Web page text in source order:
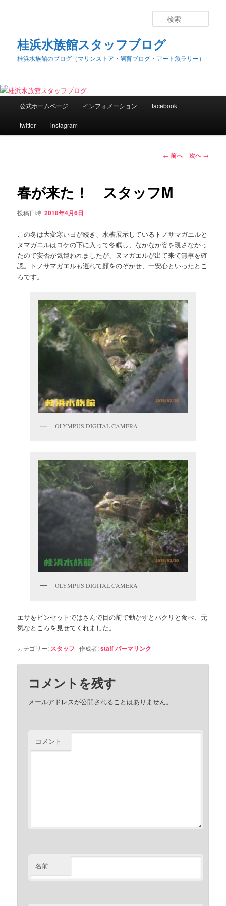
桂浜水族館スタッフブログ
桂浜水族館のブログ（マリンストア・飼育ブログ・アート魚ラリー）
索
メ
メ
イ
ン
テ
ン
ツ
へ
公式ホームページ インフォメーション facebook
twitter instagram
投
ビ
ゲ
ン
← 前へ 次へ→
春が来た！ スタッフM
投稿日時:2018年4月6日
この冬は大変寒い日が続き、水槽展示しているトノサマガエルと
ヌマガエルはコケの下に入って冬眠し、なかなか姿を現さなかっ
たので安否が気遣われましたが、ヌマガエルが出て来て無事を確
認。トノサマガエルも遅れて顔をのぞかせ、一安心といったとこ
ろです。
OLYMPUS DIGITAL CAMERA
OLYMPUS DIGITAL CAMERA
エサをピンセットではさんで目の前で動かすとパクリと食べ、元
気なところを見せてくれました。
カテゴリー: スタッフ 作成者:staffパーマリンク
コメントを残す
メールアドレスが公開されることはありません。
コメント
名前